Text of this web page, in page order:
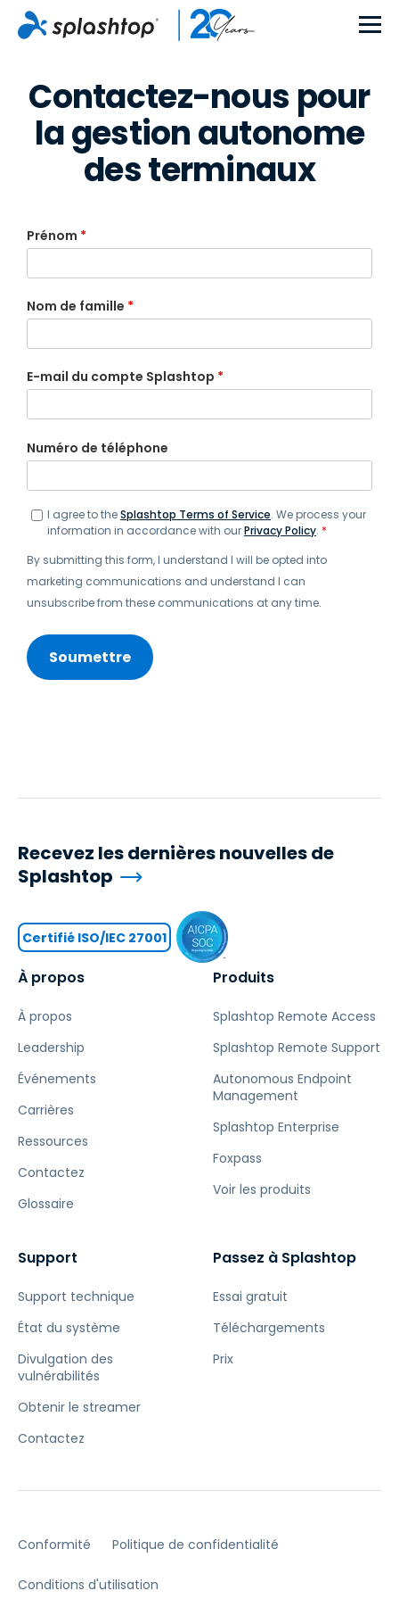
Contactez-nous pour
la gestion autonome
des terminaux
Prénom *
Nom de famille *
E-mail du compte Splashtop *
Numéro de téléphone
I agree to theSplashtop Terms of Service. We process your
information in accordance with ourPrivacy Policy. *
By submitting this form, I understand I will be opted into
marketing communications and understand I can
unsubscribe from these communications at any time.
À propos
À propos
Leadership
Événements
Carrières
Ressources
Contactez
Glossaire
Produits
Splashtop Remote Access
Splashtop Remote Support
Autonomous Endpoint
Management
Splashtop Enterprise
Foxpass
Voir les produits
Support
Support technique
État du système
Divulgation des
vulnérabilités
Obtenir le streamer
Contactez
Passez à Splashtop
Essai gratuit
Téléchargements
Prix
Recevez les dernières nouvelles de
Splashtop
Certifié ISO/IEC 27001
Conformité Politique de confidentialité
Conditions d'utilisation